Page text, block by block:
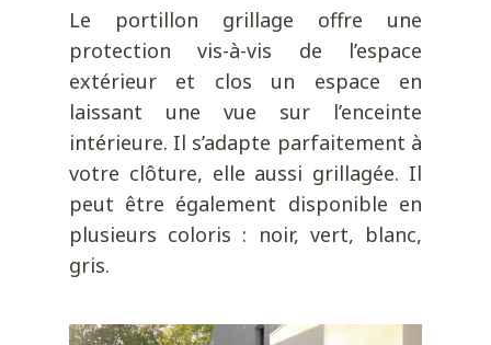
Le portillon grillage offre une
protection vis-à-vis de l’espace
extérieur et clos un espace en
laissant une vue sur l’enceinte
intérieure. Il s’adapte parfaitement à
votre clôture, elle aussi grillagée. Il
peut être également disponible en
plusieurs coloris : noir, vert, blanc,
gris.